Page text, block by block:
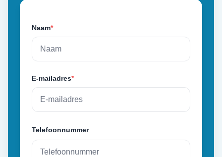
Naam*
E-mailadres*
Telefoonnummer